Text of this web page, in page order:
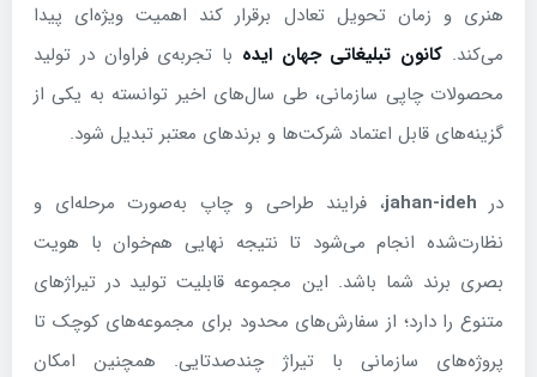
هنری و زمان تحویل تعادل برقرار کند اهمیت ویژه‌ای پیدا
می‌کند. کانون تبلیغاتی جهان ایده با تجربه‌ی فراوان در تولید
محصولات چاپی سازمانی، طی سال‌های اخیر توانسته به یکی از
گزینه‌های قابل اعتماد شرکت‌ها و برندهای معتبر تبدیل شود.
در jahan-ideh، فرایند طراحی و چاپ به‌صورت مرحله‌ای و
نظارت‌شده انجام می‌شود تا نتیجه نهایی هم‌خوان با هویت
بصری برند شما باشد. این مجموعه قابلیت تولید در تیراژهای
متنوع را دارد؛ از سفارش‌های محدود برای مجموعه‌های کوچک تا
پروژه‌های سازمانی با تیراژ چندصدتایی. همچنین امکان